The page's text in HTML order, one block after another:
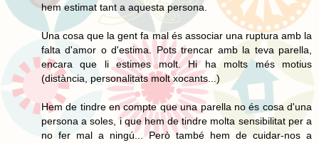
hem estimat tant a aquesta persona.
Una cosa que la gent fa mal és associar una ruptura amb la
falta d'amor o d'estima. Pots trencar amb la teva parella,
encara que li estimes molt. Hi ha molts més motius
(distància, personalitats molt xocants...)
Hem de tindre en compte que una parella no és cosa d'una
persona a soles, i que hem de tindre molta sensibilitat per a
no fer mal a ningú... Però també hem de cuidar-nos a